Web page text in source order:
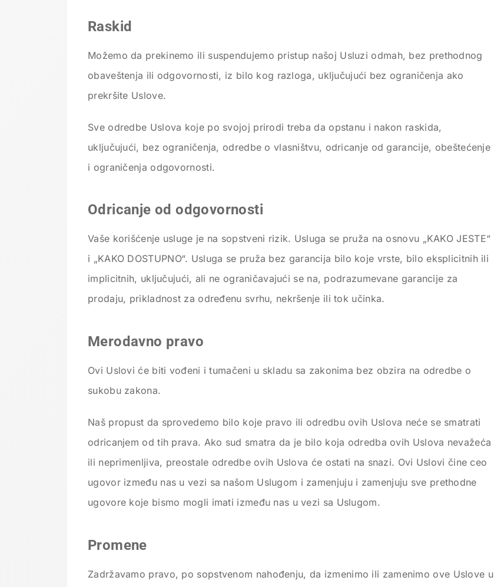
Raskid
Možemo da prekinemo ili suspendujemo pristup našoj Usluzi odmah, bez prethodnog
obaveštenja ili odgovornosti, iz bilo kog razloga, uključujući bez ograničenja ako
prekršite Uslove.
Sve odredbe Uslova koje po svojoj prirodi treba da opstanu i nakon raskida,
uključujući, bez ograničenja, odredbe o vlasništvu, odricanje od garancije, obeštećenje
i ograničenja odgovornosti.
Odricanje od odgovornosti
Vaše korišćenje usluge je na sopstveni rizik. Usluga se pruža na osnovu „KAKO JESTE“
i „KAKO DOSTUPNO“. Usluga se pruža bez garancija bilo koje vrste, bilo eksplicitnih ili
implicitnih, uključujući, ali ne ograničavajući se na, podrazumevane garancije za
prodaju, prikladnost za određenu svrhu, nekršenje ili tok učinka.
Merodavno pravo
Ovi Uslovi će biti vođeni i tumačeni u skladu sa zakonima bez obzira na odredbe o
sukobu zakona.
Naš propust da sprovedemo bilo koje pravo ili odredbu ovih Uslova neće se smatrati
odricanjem od tih prava. Ako sud smatra da je bilo koja odredba ovih Uslova nevažeća
ili neprimenljiva, preostale odredbe ovih Uslova će ostati na snazi. Ovi Uslovi čine ceo
ugovor između nas u vezi sa našom Uslugom i zamenjuju i zamenjuju sve prethodne
ugovore koje bismo mogli imati između nas u vezi sa Uslugom.
Promene
Zadržavamo pravo, po sopstvenom nahođenju, da izmenimo ili zamenimo ove Uslove u